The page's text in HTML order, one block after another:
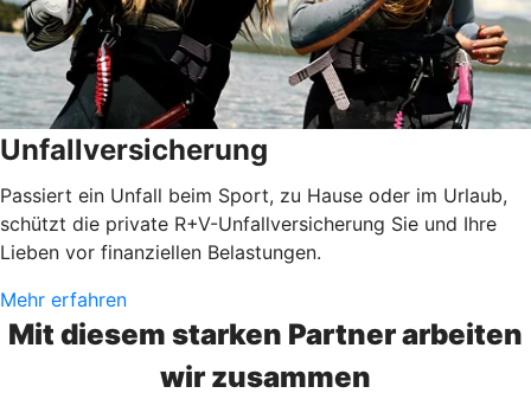
Unfallversicherung
Passiert ein Unfall beim Sport, zu Hause oder im Urlaub,
schützt die private R+V-Unfallversicherung Sie und Ihre
Lieben vor finanziellen Belastungen.
Mehr erfahren
Mit diesem starken Partner arbeiten
wir zusammen